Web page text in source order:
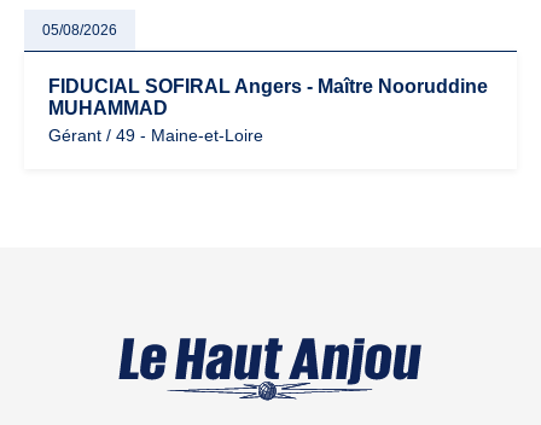
05/08/2026
FIDUCIAL SOFIRAL Angers - Maître Nooruddine
MUHAMMAD
Gérant / 49 - Maine-et-Loire